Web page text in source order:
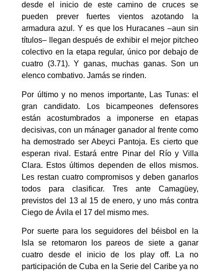
desde el inicio de este camino de cruces se
pueden prever fuertes vientos azotando la
armadura azul. Y es que los Huracanes –aun sin
títulos– llegan después de exhibir el mejor pitcheo
colectivo en la etapa regular, único por debajo de
cuatro (3.71). Y ganas, muchas ganas. Son un
elenco combativo. Jamás se rinden.
Por último y no menos importante, Las Tunas: el
gran candidato. Los bicampeones defensores
están acostumbrados a imponerse en etapas
decisivas, con un mánager ganador al frente como
ha demostrado ser Abeyci Pantoja. Es cierto que
esperan rival. Estará entre Pinar del Río y Villa
Clara. Estos últimos dependen de ellos mismos.
Les restan cuatro compromisos y deben ganarlos
todos para clasificar. Tres ante Camagüey,
previstos del 13 al 15 de enero, y uno más contra
Ciego de Ávila el 17 del mismo mes.
Por suerte para los seguidores del béisbol en la
Isla se retomaron los pareos de siete a ganar
cuatro desde el inicio de los play off. La no
participación de Cuba en la Serie del Caribe ya no